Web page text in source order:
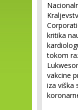
kritika
tokom
vakcine
iza viška